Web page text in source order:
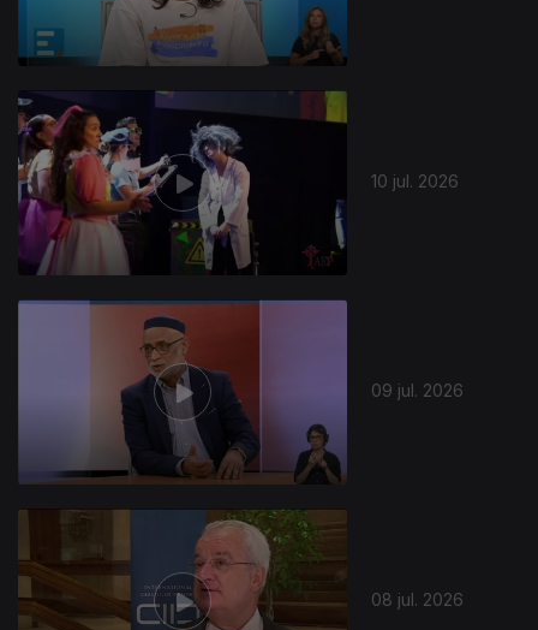
10 jul. 2026
09 jul. 2026
08 jul. 2026